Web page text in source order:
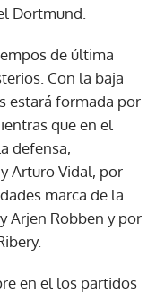
Dortmund.
de última
Con la baja
estará formada por
que en el
defensa,
Arturo Vidal, por
marca de la
Arjen Robben y por
en el los partidos